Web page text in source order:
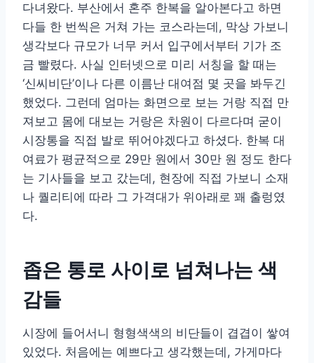
다녀왔다. 부산에서 혼주 한복을 알아본다고 하면
다들 한 번씩은 거쳐 가는 코스라는데, 막상 가보니
생각보다 규모가 너무 커서 입구에서부터 기가 조
금 빨렸다. 사실 인터넷으로 미리 서칭을 할 때는
‘신씨비단’이나 다른 이름난 대여점 몇 곳을 봐두긴
했었다. 그런데 엄마는 화면으로 보는 거랑 직접 만
져보고 몸에 대보는 거랑은 차원이 다르다며 굳이
시장통을 직접 발로 뛰어야겠다고 하셨다. 한복 대
여료가 평균적으로 29만 원에서 30만 원 정도 한다
는 기사들을 보고 갔는데, 현장에 직접 가보니 소재
나 퀄리티에 따라 그 가격대가 위아래로 꽤 출렁였
다.
좁은 통로 사이로 넘쳐나는 색
감들
시장에 들어서니 형형색색의 비단들이 겹겹이 쌓여
있었다. 처음에는 예쁘다고 생각했는데, 가게마다